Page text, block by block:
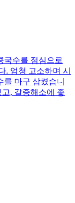
국수를 점심으로
. 엄청 고소하며 시
마구 삼켰습니
, 갈증해소에 좋